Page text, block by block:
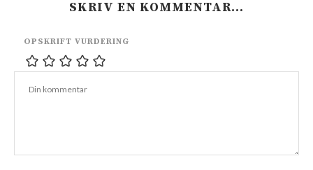
SKRIV EN KOMMENTAR…
OPSKRIFT VURDERING